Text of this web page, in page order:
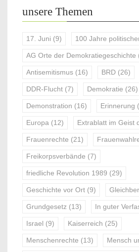
unsere Themen
17. Juni (9) 100 Jahre
AG Orte der Demokratiegeschichte
Antisemitismus (16) BRD (26)
DDR-Flucht (7) Demokratie (26)
Demonstration (16) Erinnerung
Europa (12) Extrablatt im Geist
Frauenrechte (21)
Freikorpsverbände (7)
friedliche Revolution 1989 (29)
Geschichte vor Ort (9)
Grundgesetz (13) In guter
Israel (9) Kaiserreich (25)
Menschenrechte (13) Mensch